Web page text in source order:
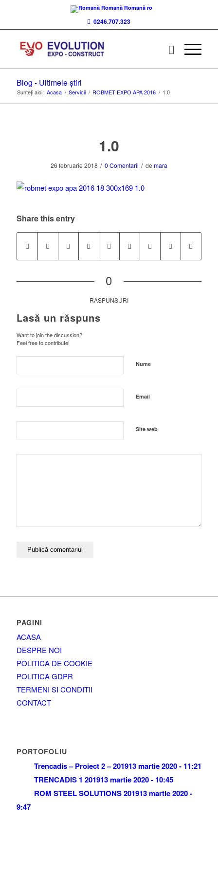
Română Română ro
0246.707.323
Blog - Ultimele știri
Sunteți aici: Acasa / Servicii / ROBMET EXPO APA 2016 / 1.0
1.0
26 februarie 2018 / 0 Comentarii / demara
Share this entry
0
RASPUNSURI
Lasă un răspuns
Want to join the discussion?
Feel free to contribute!
Nume
Email
Site web
PAGINI
ACASA
DESPRE NOI
POLITICA DE COOKIE
POLITICA GDPR
TERMENI SI CONDITII
CONTACT
PORTOFOLIU
Trencadis – Proiect 2 – 201913 martie 2020 - 11:21
TRENCADIS 1 201913 martie 2020 - 10:45
ROM STEEL SOLUTIONS 201913 martie 2020 -
9:47